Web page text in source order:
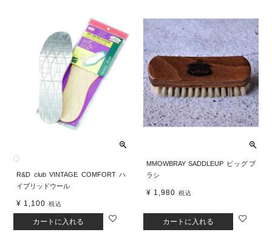
R&D club VINTAGE COMFORT ハ
イブリッドウール
¥ 1,100 税込
カートに入れる
MMOWBRAY SADDLEUP ピッグブ
ラシ
¥ 1,980 税込
カートに入れる